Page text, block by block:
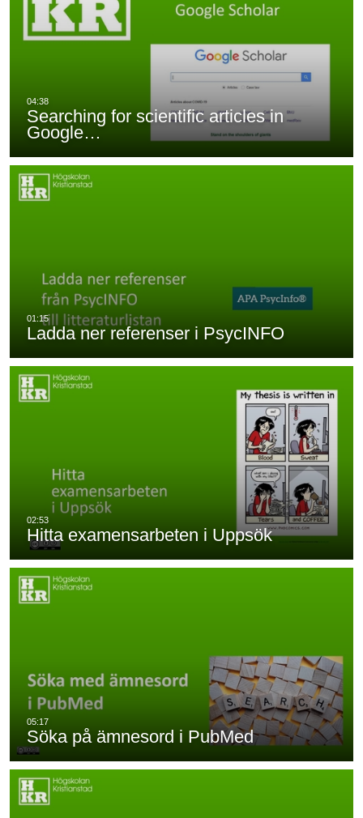
Searching for scientific articles in
Google…
Ladda ner referenser i PsycINFO
Hitta examensarbeten i Uppsök
Söka på ämnesord i PubMed